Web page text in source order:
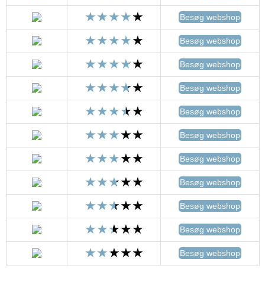
Besøg webshop
Besøg webshop
Besøg webshop
Besøg webshop
Besøg webshop
Besøg webshop
Besøg webshop
Besøg webshop
Besøg webshop
Besøg webshop
Besøg webshop